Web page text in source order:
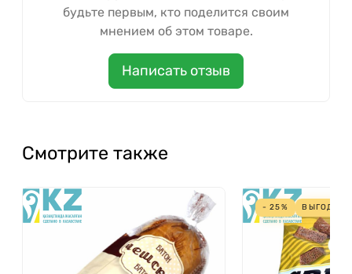
будьте первым, кто поделится своим
мнением об этом товаре.
Написать отзыв
Смотрите также
- 25% ВЫГОДА